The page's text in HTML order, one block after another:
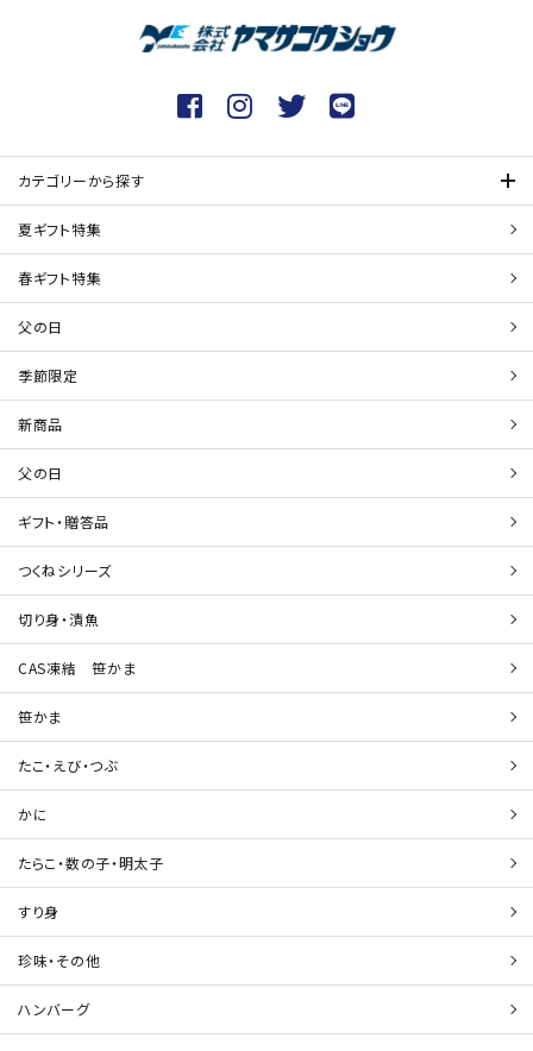
カテゴリーから探す
夏ギフト特集
春ギフト特集
父の日
季節限定
新商品
父の日
ギフト・贈答品
つくねシリーズ
切り身・漬魚
CAS凍結 笹かま
笹かま
たこ・えび・つぶ
かに
たらこ・数の子・明太子
すり身
珍味・その他
ハンバーグ